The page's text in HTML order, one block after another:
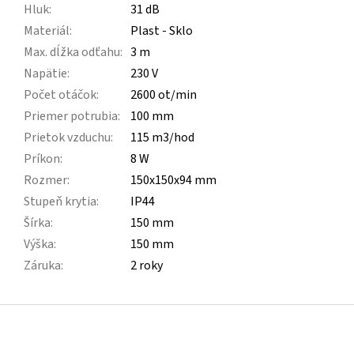
Hluk:
31 dB
Materiál:
Plast - Sklo
Max. dĺžka odťahu: 3 m
Napätie:
230 V
Počet otáčok:
2600 ot/min
Priemer potrubia:
100 mm
Prietok vzduchu:
115 m3/hod
Príkon:
8 W
Rozmer:
150x150x94 mm
Stupeň krytia:
IP44
Šírka:
150 mm
Výška:
150 mm
Záruka: 2 roky